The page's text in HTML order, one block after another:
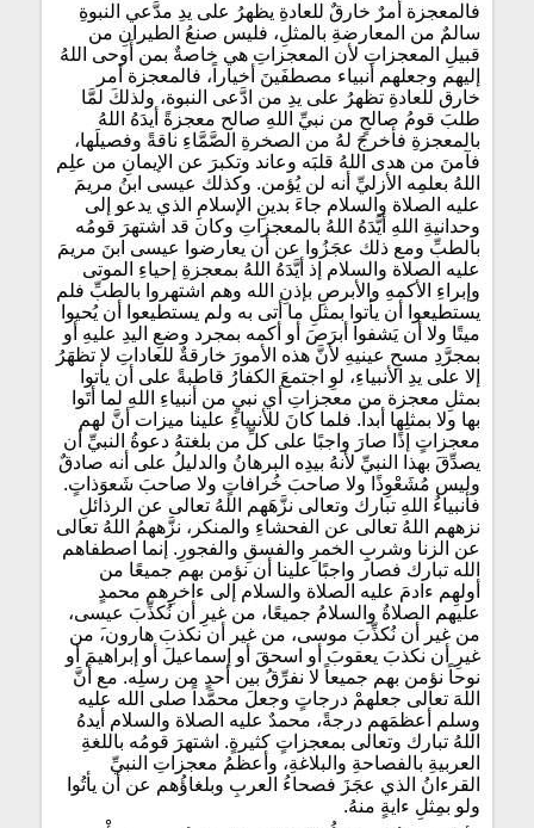
فالمعجزة أمرٌ خارقٌ للعادةِ يظهرُ على يدِ مدَّعي النبوةِ
سالمٌ من المعارضةِ بالمثلِ، فليس صنعُ الطيرانِ من
قبيلِ المعجزاتِ لأن المعجزاتِ هي خاصةٌ بمن أَوحى اللهُ
إليهم وجعلهم أنبياء مصطفَينَ أخياراً، فالمعجزة أمر
خارق للعادةِ تظهرُ على يدِ من ادَّعى النبوة، ولذلكَ لمَّا
طلبَ قومُ صالحٍ من نبيِّ اللهِ صالح معجزةً أيدَهُ اللهُ
بالمعجزةِ فأخرجَ لهُ من الصخرةِ الصَّمَّاءِ ناقةً وفصيلَها،
فآمنَ من هدى اللهُ قلبَه وعاند وتكبرَ عن الإيمانِ من علِم
اللهُ بعلمِه الأزليِّ أنه لن يُؤمن. وكذلك عيسى ابنُ مريمَ
عليه الصلاة والسلام جاءَ بدينِ الإسلامِ الذي يدعو إلى
وحدانيةِ اللهِ أيَّدَهُ اللهُ بالمعجزاتِ وكان قد اشتهرَ قومُه
بالطبِّ ومع ذلك عجَزُوا عن أن يعارضوا عيسى ابنَ مريمَ
عليه الصلاة والسلام إذ أيَّدَهُ اللهُ بمعجزةِ إحياءِ الموتى
وإبراءِ الأكمهِ والأبرصِ بإذنِ الله وهم اشتهروا بالطبِّ فلم
يستطيعوا أن يأتوا بمثلِ ما أتى به ولم يستطيعوا أن يُحيوا
ميتًا ولا أن يَشفوا أبرَصَ أو أكمه بمجرد وضعِ اليدِ عليهِ أو
بمجرَّدِ مسحِ عينيهِ لأنَّ هذه الأمورَ خارقةٌ للعاداتِ لا تظهَرُ
إلا على يدِ الأنبياءِ، لوِ اجتمعَ الكفارُ قاطبةً على أن يأتوا
بمثلِ معجزة من معجزاتِ أي نبيٍ من أنبياءِ اللهِ لما أتَوا
بها ولا بمثلِها أبداً. فلما كانَ للأنبياءِ علينا ميزات أنَّ لهم
معجزاتٍ إذًا صارَ واجبًا على كلِّ من بلغتهُ دعوةُ النبيِّ أن
يصدِّقَ بهذا النبيِّ لأنهُ بيدِه البرهانُ والدليلُ على أنه صادقٌ
وليس مُشَعْوِذًا ولا صاحبَ خُرافاتٍ ولا صاحبَ شَعوَذاتٍ.
فأنبياءُ اللهِ تبارك وتعالى نزَّهَهم اللهُ تعالى عن الرذائلِ
نزههم اللهُ تعالى عن الفحشاءِ والمنكر، نزَّههمُ اللهُ تعالى
عن الزنا وشربِِ الخمرِ والفسقِ والفجورِ. إنما اصطفاهم
الله تبارك فصار واجبًا علينا أن نؤمن بهم جميعًا من
أولهِم ءادمَ عليه الصلاة والسلام إلى ءاخرِهم محمدٍ
عليهم الصلاةُ والسلامُ جميعًا، من غيرِ أن نُكذِّبَ عيسى،
من غير أن نُكذِّبَ موسى، من غير أن نكذبَ هارون،َ من
غيرِ أن نكذبَ يعقوبَ أو اسحقَ أو إسماعيلَ أو إبراهيمَ أو
نوحاً نؤمن بهم جميعاً لا نفرِّقُ بين أحدٍ من رسلِه. مع أنَّ
اللهَ تعالى جعلهمْ درجاتٍ وجعلَ محمَّداً صلى الله عليه
وسلم أعظمَهم درجةً، محمدٌ عليه الصلاة والسلام أيدهُ
اللهُ تبارك وتعالى بمعجزاتٍ كثيرةٍ. اشتهرَ قومُه باللغةِ
العربيةِ بالفصاحةِ والبلاغةِ، وأعظمُ معجزاتِ النبيِّ
القرءانُ الذي عجَزَ فصحاءُ العربِ وبلغاؤُهم عن أن يأتُوا
ولو بمِثلِ ءايةٍ منهُ.